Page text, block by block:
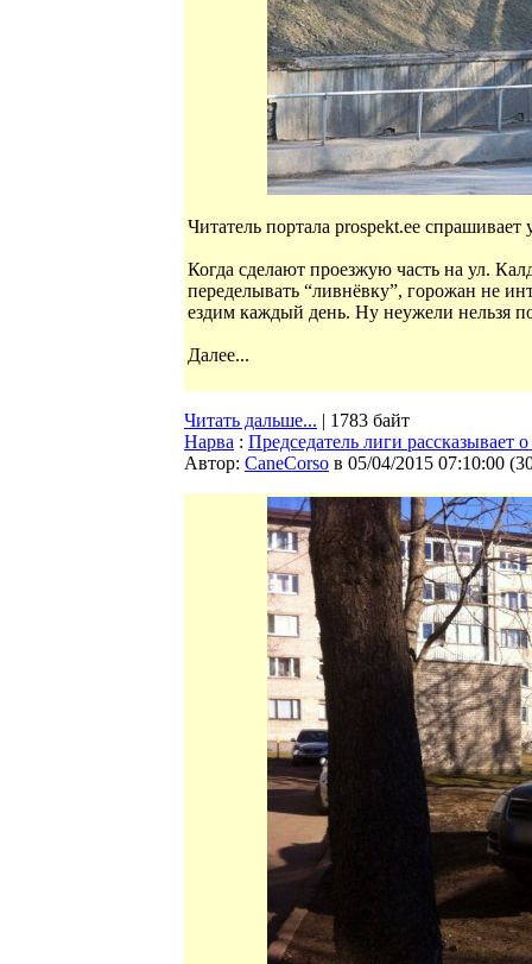
Читатель портала prospekt.ee
Когда сделают проезжую часть на ул.
переделывать “ливнёвку”, горожан не
ездим каждый день. Ну неужели нельзя
Далее...
Читать дальше... | 1783 байт
Нарва : Председатель лиги
Автор: CaneCorso в 05/04/2015 07:10:00 (